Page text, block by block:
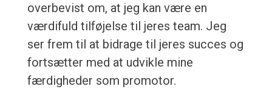
overbevist om, at jeg kan være en
værdifuld tilføjelse til jeres team. Jeg
ser frem til at bidrage til jeres succes og
fortsætter med at udvikle mine
færdigheder som promotor.